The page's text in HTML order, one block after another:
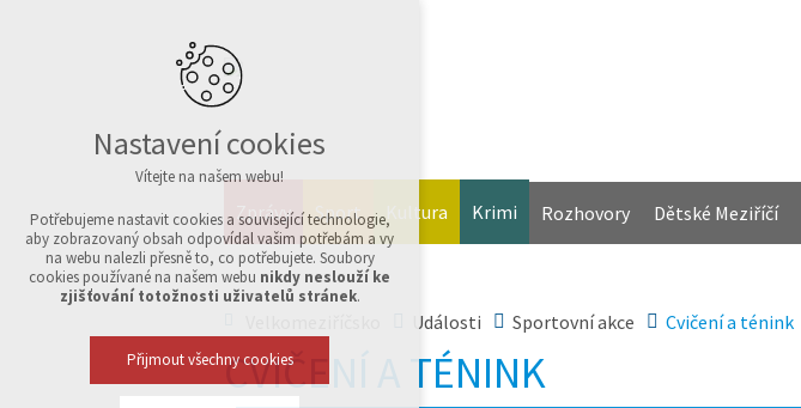
Zprávy Sport Kultura Krimi Rozhovory Dětské Meziříčí
Události Sportovní akce Cvičení a ténink
CVIČENÍ A TÉNINK
Nastavení cookies
Vítejte na našem webu!
Potřebujeme nastavit cookies a související technologie,
aby zobrazovaný obsah odpovídal vašim potřebám a vy
na webu nalezli přesně to, co potřebujete. Soubory
cookies používané na našem webu nikdy neslouží ke
zjišťování totožnosti uživatelů stránek.
Přijmout všechny cookies